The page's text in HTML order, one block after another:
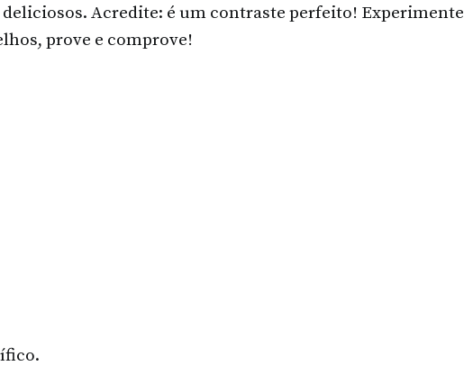
Acredite: é um contraste perfeito! Experimente
prove e comprove!